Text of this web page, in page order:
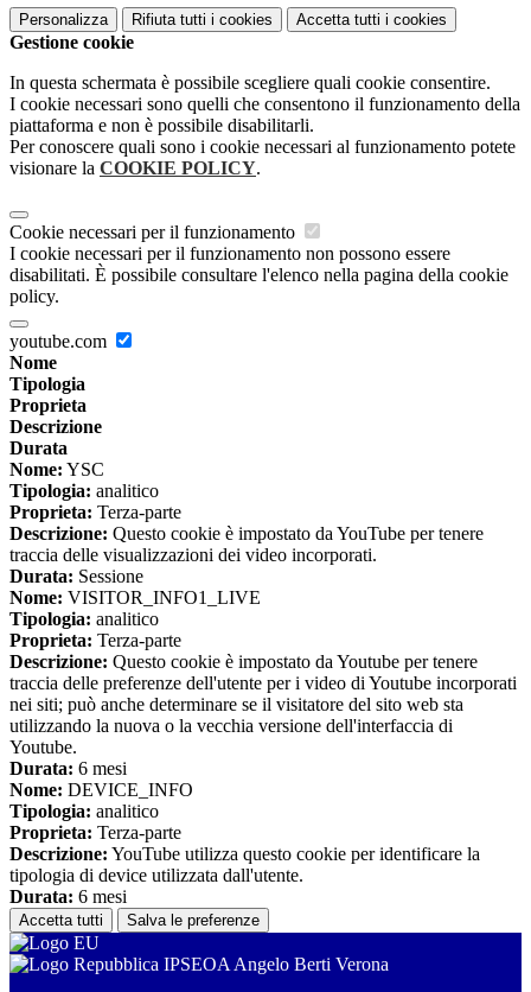
Personalizza Rifiuta tutti i cookies Accetta tutti i cookies
Gestione cookie
In questa schermata è possibile scegliere quali cookie consentire.
I cookie necessari sono quelli che consentono il funzionamento della
piattaforma e non è possibile disabilitarli.
Per conoscere quali sono i cookie necessari al funzionamento potete
visionare la COOKIE POLICY.
Cookie necessari per il funzionamento
I cookie necessari per il funzionamento non possono essere
disabilitati. È possibile consultare l'elenco nella pagina della cookie
policy.
youtube.com
Nome
Tipologia
Proprieta
Descrizione
Durata
Nome: YSC
Tipologia: analitico
Proprieta: Terza-parte
Descrizione: Questo cookie è impostato da YouTube per tenere
traccia delle visualizzazioni dei video incorporati.
Durata: Sessione
Nome: VISITOR_INFO1_LIVE
Tipologia: analitico
Proprieta: Terza-parte
Descrizione: Questo cookie è impostato da Youtube per tenere
traccia delle preferenze dell'utente per i video di Youtube incorporati
nei siti; può anche determinare se il visitatore del sito web sta
utilizzando la nuova o la vecchia versione dell'interfaccia di
Youtube.
Durata: 6 mesi
Nome: DEVICE_INFO
Tipologia: analitico
Proprieta: Terza-parte
Descrizione: YouTube utilizza questo cookie per identificare la
tipologia di device utilizzata dall'utente.
Durata: 6 mesi
Accetta tutti Salva le preferenze
IPSEOA Angelo Berti Verona